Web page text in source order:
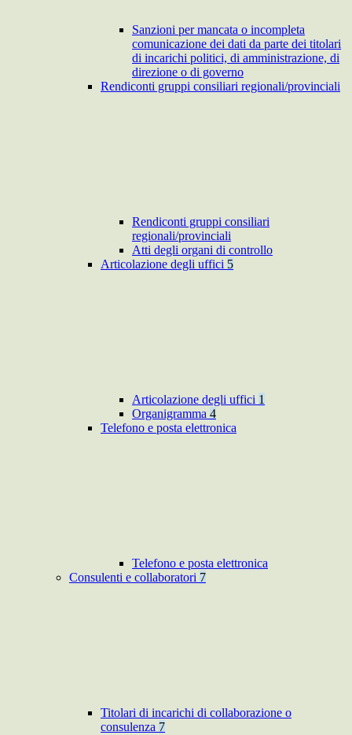
Sanzioni per mancata o incompleta
comunicazione dei dati da parte dei titolari
di incarichi politici, di amministrazione, di
direzione o di governo
Rendiconti gruppi consiliari regionali/provinciali
Rendiconti gruppi consiliari
regionali/provinciali
Atti degli organi di controllo
Articolazione degli uffici 5
Articolazione degli uffici 1
Organigramma 4
Telefono e posta elettronica
Telefono e posta elettronica
Consulenti e collaboratori 7
Titolari di incarichi di collaborazione o
consulenza 7